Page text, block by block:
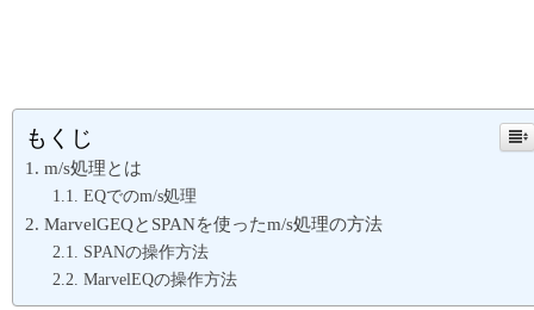
もくじ
m/s処理とは
EQでのm/s処理
MarvelGEQとSPANを使ったm/s処理の方法
SPANの操作方法
MarvelEQの操作方法